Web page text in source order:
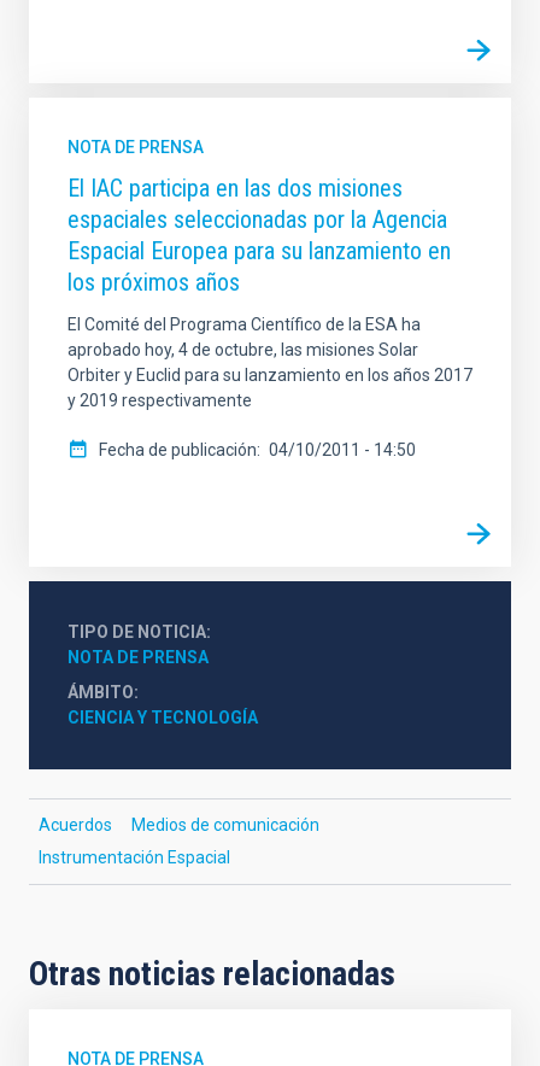
NOTA DE PRENSA
El IAC participa en las dos misiones
espaciales seleccionadas por la Agencia
Espacial Europea para su lanzamiento en
los próximos años
El Comité del Programa Científico de la ESA ha
aprobado hoy, 4 de octubre, las misiones Solar
Orbiter y Euclid para su lanzamiento en los años 2017
y 2019 respectivamente
Fecha de publicación 04/10/2011 - 14:50
TIPO DE NOTICIA
NOTA DE PRENSA
ÁMBITO
CIENCIA Y TECNOLOGÍA
Acuerdos
Medios de comunicación
Instrumentación Espacial
Otras noticias relacionadas
NOTA DE PRENSA